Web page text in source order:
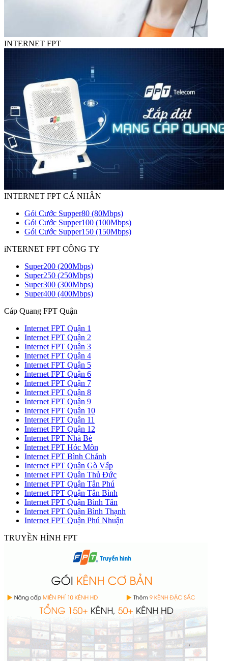
INTERNET FPT
INTERNET FPT CÁ NHÂN
Gói Cước Supper80 (80Mbps)
Gói Cước Supper100 (100Mbps)
Gói Cước Supper150 (150Mbps)
iNTERNET FPT CÔNG TY
Super200 (200Mbps)
Super250 (250Mbps)
Super300 (300Mbps)
Super400 (400Mbps)
Cáp Quang FPT Quận
Internet FPT Quận 1
Internet FPT Quận 2
Internet FPT Quận 3
Internet FPT Quận 4
Internet FPT Quận 5
Internet FPT Quận 6
Internet FPT Quận 7
Internet FPT Quận 8
Internet FPT Quận 9
Internet FPT Quận 10
Internet FPT Quận 11
Internet FPT Quận 12
Internet FPT Nhà Bè
Internet FPT Hóc Môn
Internet FPT Bình Chánh
Internet FPT Quận Gò Vấp
Internet FPT Quận Thủ Đức
Internet FPT Quận Tân Phú
Internet FPT Quận Tân Bình
Internet FPT Quận Bình Tân
Internet FPT Quận Bình Thạnh
Internet FPT Quận Phú Nhuận
TRUYỀN HÌNH FPT